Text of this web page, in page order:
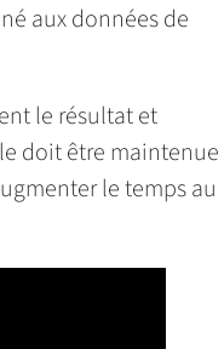
aux données de
le résultat et
doit être maintenue
le temps au